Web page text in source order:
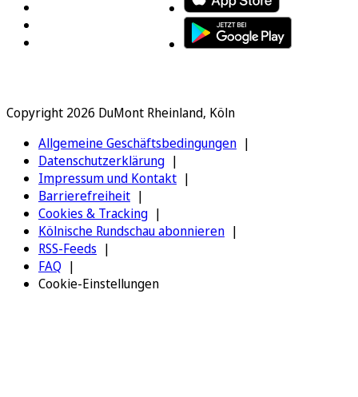
Copyright 2026 DuMont Rheinland, Köln
Allgemeine Geschäftsbedingungen
Datenschutzerklärung
Impressum und Kontakt
Barrierefreiheit
Cookies & Tracking
Kölnische Rundschau abonnieren
RSS-Feeds
FAQ
Cookie-Einstellungen